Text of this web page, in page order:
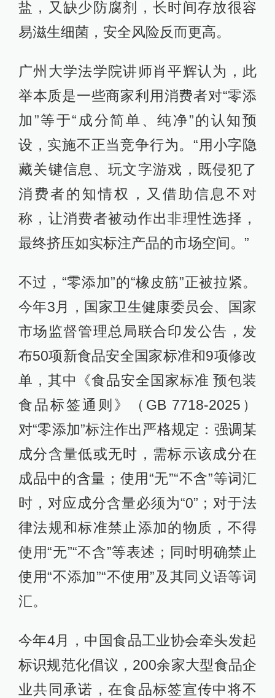
盐，又缺少防腐剂，长时间存放很容
易滋生细菌，安全风险反而更高。
广州大学法学院讲师肖平辉认为，此
举本质是一些商家利用消费者对“零添
加”等于“成分简单、纯净”的认知预
设，实施不正当竞争行为。“用小字隐
藏关键信息、玩文字游戏，既侵犯了
消费者的知情权，又借助信息不对
称，让消费者被动作出非理性选择，
最终挤压如实标注产品的市场空间。”
不过，“零添加”的“橡皮筋”正被拉紧。
今年3月，国家卫生健康委员会、国家
市场监督管理总局联合印发公告，发
布50项新食品安全国家标准和9项修改
单，其中《食品安全国家标准 预包装
食品标签通则》（GB 7718-2025）
对“零添加”标注作出严格规定：强调某
成分含量低或无时，需标示该成分在
成品中的含量；使用“无”“不含”等词汇
时，对应成分含量必须为“0”；对于法
律法规和标准禁止添加的物质，不得
使用“无”“不含”等表述；同时明确禁止
使用“不添加”“不使用”及其同义语等词
汇。
今年4月，中国食品工业协会牵头发起
标识规范化倡议，200余家大型食品企
业共同承诺，在食品标签宣传中将不